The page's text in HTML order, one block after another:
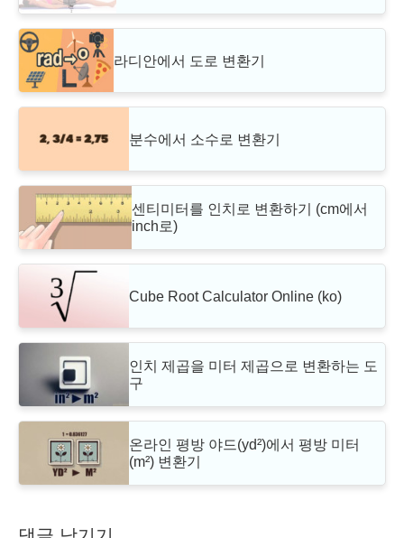
라디안에서 도로 변환기
분수에서 소수로 변환기
센티미터를 인치로 변환하기 (cm에서
inch로)
Cube Root Calculator Online (ko)
인치 제곱을 미터 제곱으로 변환하는 도
구
온라인 평방 야드(yd²)에서 평방 미터
(m²) 변환기